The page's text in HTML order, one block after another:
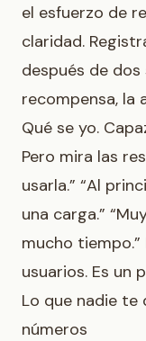
el esfuerzo de
claridad.
después de
recompensa, la
Qué se yo.
Pero mira las
usarla.” “Al
una carga.”
mucho
usuarios. Es un
Lo que nadie te
números